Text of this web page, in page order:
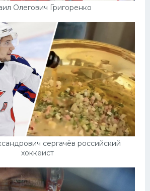
Олегович Григоренко
сергачёв российский
хоккеист